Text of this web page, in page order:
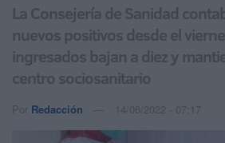
La Consejería de Sanidad
nuevos positivos desde el
ingresados bajan a diez y
centro sociosanitario
Por Redacción 14/06/2022 - 07:17